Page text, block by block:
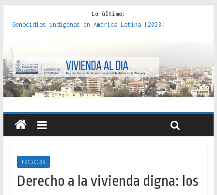
Lo último:
Genocidios indígenas en América Latina [2023]
políticas, prácticas y representaciones [2022]
crítica de las fronteras latinoamericanas [2020]
Criterios técnicos para una vivienda adecuada [2019]
Red de consultorios de la Caja del Seguro Obrero en
Santiago : un patrimonio emblemático [2014]
noticias
Derecho a la vivienda digna: los